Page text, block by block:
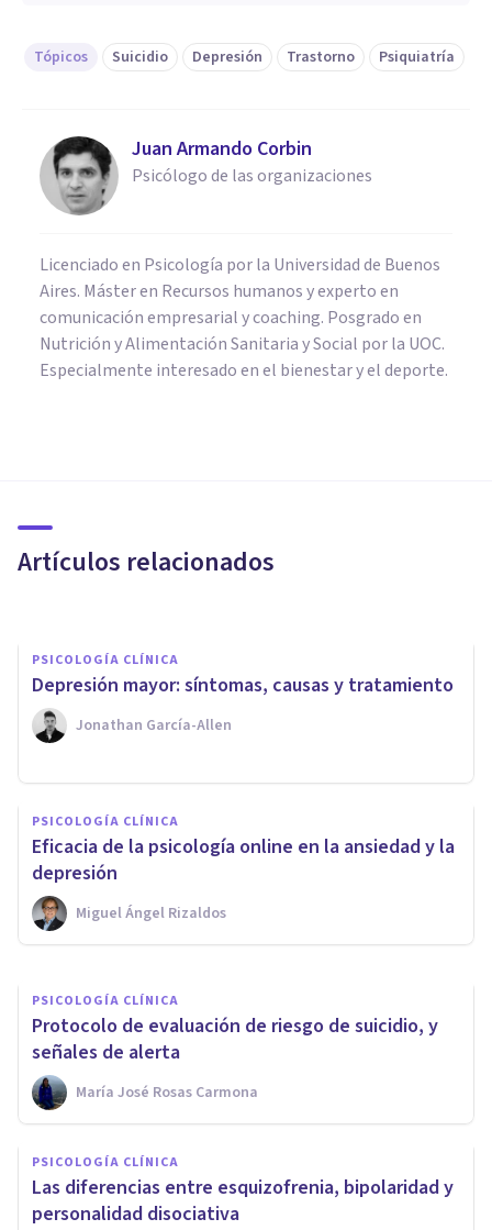
Tópicos Suicidio Depresión Trastorno Psiquiatría
Juan Armando Corbin
Psicólogo de las organizaciones
Licenciado en Psicología por la Universidad de Buenos
Aires. Máster en Recursos humanos y experto en
comunicación empresarial y coaching. Posgrado en
Nutrición y Alimentación Sanitaria y Social por la UOC.
Especialmente interesado en el bienestar y el deporte.
Artículos relacionados
se suicida
PSICOLOGÍA CLÍNICA
Depresión mayor: síntomas, causas y tratamiento
Jonathan García-Allen
PSICOLOGÍA CLÍNICA
Eficacia de la psicología online en la ansiedad y la
depresión
Miguel Ángel Rizaldos
Medicina: una profesión con
alto riesgo de suicidio
Sergi Seguí Bustos
PSICOLOGÍA CLÍNICA
Protocolo de evaluación de riesgo de suicidio, y
señales de alerta
María José Rosas Carmona
PSICOLOGÍA CLÍNICA
Las diferencias entre esquizofrenia, bipolaridad y
personalidad disociativa